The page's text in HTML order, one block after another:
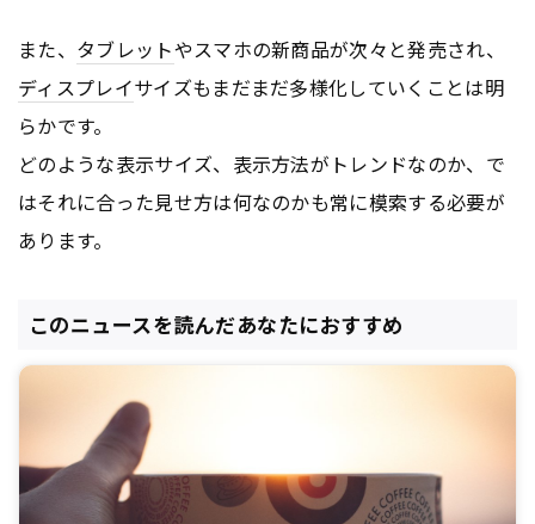
また、 タブレットやスマホの新商品が次々と発売され、
ディスプレイサイズもまだまだ多様化していくことは明
らかです。
どのような表示サイズ、表示方法がトレンドなのか、で
はそれに合った見せ方は何なのかも常に模索する必要が
あります。
このニュースを読んだあなたにおすすめ